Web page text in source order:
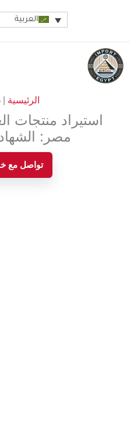
العربية
الرئيسية
استيراد منتجات
مصر:
تواصل مع